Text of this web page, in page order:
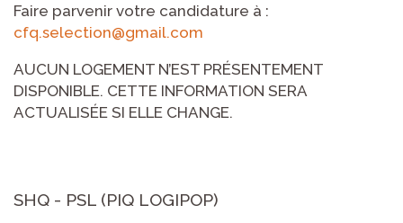
Faire parvenir votre candidature à :
cfq.selection@gmail.com
AUCUN LOGEMENT N’EST PRÉSENTEMENT
DISPONIBLE. CETTE INFORMATION SERA
ACTUALISÉE SI ELLE CHANGE.
SHQ - PSL (PIQ LOGIPOP)